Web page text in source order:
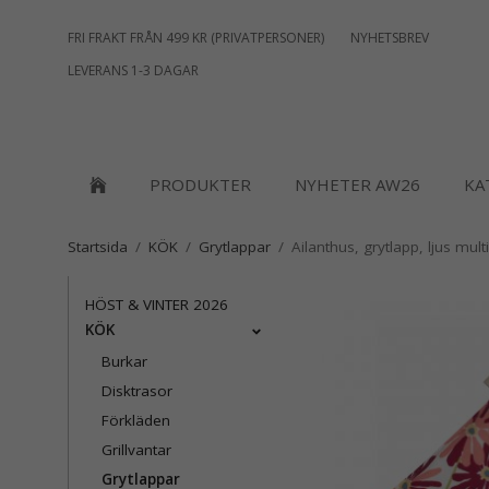
FRI FRAKT FRÅN 499 KR (PRIVATPERSONER)
NYHETSBREV
LEVERANS 1-3 DAGAR
PRODUKTER NYHETER AW26
Startsida / KÖK / Grytlappar / Ailanthus, grytlapp, ljus multi
HÖST & VINTER 2026
KÖK
Burkar
Disktrasor
Förkläden
Grillvantar
Grytlappar